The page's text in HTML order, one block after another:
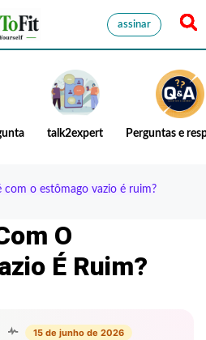
assinar
talk2expert Perguntas e
com o estômago vazio é ruim?
O
É Ruim?
15 de junho de 2026